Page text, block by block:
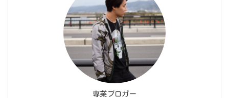
専業ブロガー